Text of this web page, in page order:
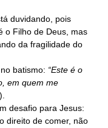
duvidando, pois
o Filho de Deus, mas
da fragilidade do
batismo: “Este é o
em quem me
desafio para Jesus:
direito de comer, não